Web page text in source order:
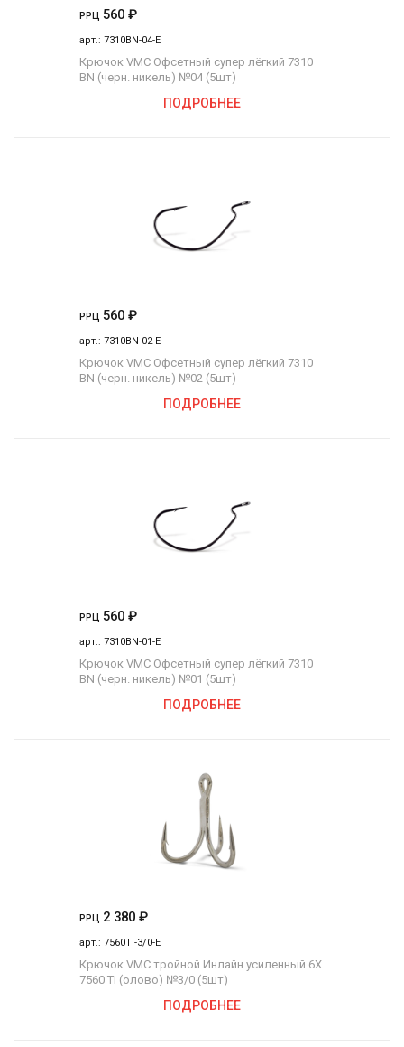
РРЦ 560 ₽
арт.: 7310BN-04-E
Крючок VMC Офсетный супер лёгкий 7310
BN (черн. никель) №04 (5шт)
ПОДРОБНЕЕ
РРЦ 560 ₽
арт.: 7310BN-02-E
Крючок VMC Офсетный супер лёгкий 7310
BN (черн. никель) №02 (5шт)
ПОДРОБНЕЕ
РРЦ 560 ₽
арт.: 7310BN-01-E
Крючок VMC Офсетный супер лёгкий 7310
BN (черн. никель) №01 (5шт)
ПОДРОБНЕЕ
РРЦ 2 380 ₽
арт.: 7560TI-3/0-E
Крючок VMC тройной Инлайн усиленный 6Х
7560 TI (олово) №3/0 (5шт)
ПОДРОБНЕЕ